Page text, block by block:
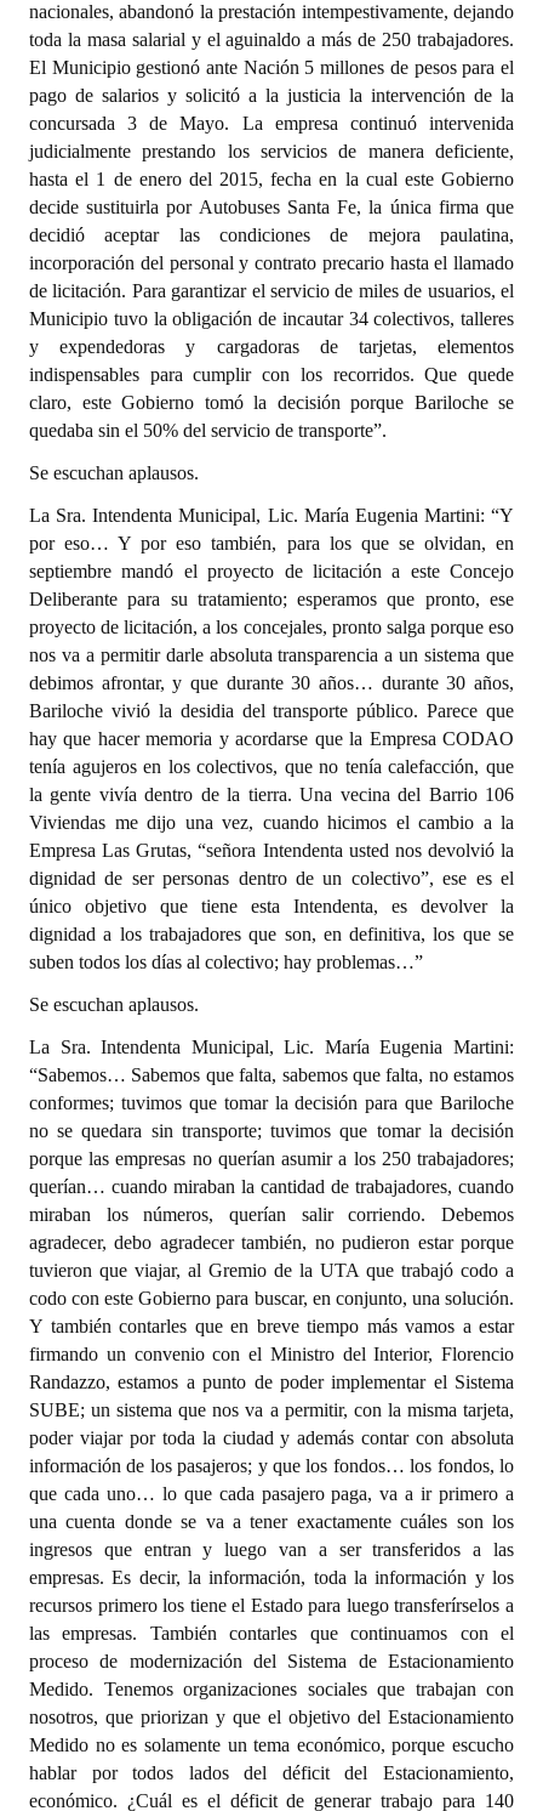
nacionales, abandonó la prestación intempestivamente, dejando
toda la masa salarial y el aguinaldo a más de 250 trabajadores.
El Municipio gestionó ante Nación 5 millones de pesos para el
pago de salarios y solicitó a la justicia la intervención de la
concursada 3 de Mayo. La empresa continuó intervenida
judicialmente prestando los servicios de manera deficiente,
hasta el 1 de enero del 2015, fecha en la cual este Gobierno
decide sustituirla por Autobuses Santa Fe, la única firma que
decidió aceptar las condiciones de mejora paulatina,
incorporación del personal y contrato precario hasta el llamado
de licitación. Para garantizar el servicio de miles de usuarios, el
Municipio tuvo la obligación de incautar 34 colectivos, talleres
y expendedoras y cargadoras de tarjetas, elementos
indispensables para cumplir con los recorridos. Que quede
claro, este Gobierno tomó la decisión porque Bariloche se
quedaba sin el 50% del servicio de transporte”.
Se escuchan aplausos.
La Sra. Intendenta Municipal, Lic. María Eugenia Martini: “Y
por eso… Y por eso también, para los que se olvidan, en
septiembre mandó el proyecto de licitación a este Concejo
Deliberante para su tratamiento; esperamos que pronto, ese
proyecto de licitación, a los concejales, pronto salga porque eso
nos va a permitir darle absoluta transparencia a un sistema que
debimos afrontar, y que durante 30 años… durante 30 años,
Bariloche vivió la desidia del transporte público. Parece que
hay que hacer memoria y acordarse que la Empresa CODAO
tenía agujeros en los colectivos, que no tenía calefacción, que
la gente vivía dentro de la tierra. Una vecina del Barrio 106
Viviendas me dijo una vez, cuando hicimos el cambio a la
Empresa Las Grutas, “señora Intendenta usted nos devolvió la
dignidad de ser personas dentro de un colectivo”, ese es el
único objetivo que tiene esta Intendenta, es devolver la
dignidad a los trabajadores que son, en definitiva, los que se
suben todos los días al colectivo; hay problemas…”
Se escuchan aplausos.
La Sra. Intendenta Municipal, Lic. María Eugenia Martini:
“Sabemos… Sabemos que falta, sabemos que falta, no estamos
conformes; tuvimos que tomar la decisión para que Bariloche
no se quedara sin transporte; tuvimos que tomar la decisión
porque las empresas no querían asumir a los 250 trabajadores;
querían… cuando miraban la cantidad de trabajadores, cuando
miraban los números, querían salir corriendo. Debemos
agradecer, debo agradecer también, no pudieron estar porque
tuvieron que viajar, al Gremio de la UTA que trabajó codo a
codo con este Gobierno para buscar, en conjunto, una solución.
Y también contarles que en breve tiempo más vamos a estar
firmando un convenio con el Ministro del Interior, Florencio
Randazzo, estamos a punto de poder implementar el Sistema
SUBE; un sistema que nos va a permitir, con la misma tarjeta,
poder viajar por toda la ciudad y además contar con absoluta
información de los pasajeros; y que los fondos… los fondos, lo
que cada uno… lo que cada pasajero paga, va a ir primero a
una cuenta donde se va a tener exactamente cuáles son los
ingresos que entran y luego van a ser transferidos a las
empresas. Es decir, la información, toda la información y los
recursos primero los tiene el Estado para luego transferírselos a
las empresas. También contarles que continuamos con el
proceso de modernización del Sistema de Estacionamiento
Medido. Tenemos organizaciones sociales que trabajan con
nosotros, que priorizan y que el objetivo del Estacionamiento
Medido no es solamente un tema económico, porque escucho
hablar por todos lados del déficit del Estacionamiento,
económico. ¿Cuál es el déficit de generar trabajo para 140